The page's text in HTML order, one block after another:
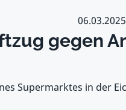
06.03.2025
gegen
Supermarktes in der